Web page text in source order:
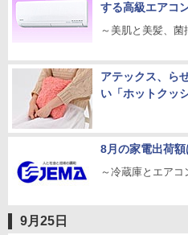
する高級エアコ
～美肌と美髪、
アテックス、ら
い「ホットクッ
8月の家電出荷
～冷蔵庫とエアコ
9月25日